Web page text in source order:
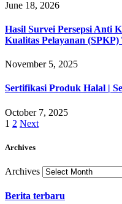
June 18, 2026
Hasil Survei Persepsi Anti
Kualitas Pelayanan
November 5, 2025
Sertifikasi Produk Halal |
October 7, 2025
1 2 Next
Archives
Archives
Berita terbaru